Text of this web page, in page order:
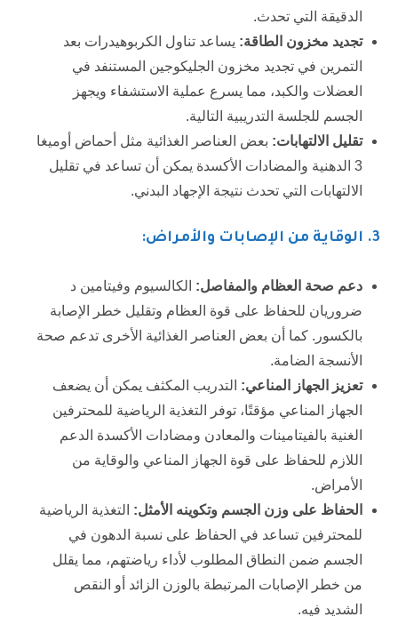
الدقيقة التي تحدث.
تجديد مخزون الطاقة: يساعد تناول الكربوهيدرات بعد
التمرين في تجديد مخزون الجليكوجين المستنفد في
العضلات والكبد، مما يسرع عملية الاستشفاء ويجهز
الجسم للجلسة التدريبية التالية.
تقليل الالتهابات: بعض العناصر الغذائية مثل أحماض أوميغا
3 الدهنية والمضادات الأكسدة يمكن أن تساعد في تقليل
الالتهابات التي تحدث نتيجة الإجهاد البدني.
3. الوقاية من الإصابات والأمراض:
دعم صحة العظام والمفاصل: الكالسيوم وفيتامين د
ضروريان للحفاظ على قوة العظام وتقليل خطر الإصابة
بالكسور. كما أن بعض العناصر الغذائية الأخرى تدعم صحة
الأنسجة الضامة.
تعزيز الجهاز المناعي: التدريب المكثف يمكن أن يضعف
الجهاز المناعي مؤقتًا، توفر التغذية الرياضية للمحترفين
الغنية بالفيتامينات والمعادن ومضادات الأكسدة الدعم
اللازم للحفاظ على قوة الجهاز المناعي والوقاية من
الأمراض.
الحفاظ على وزن الجسم وتكوينه الأمثل: التغذية الرياضية
للمحترفين تساعد في الحفاظ على نسبة الدهون في
الجسم ضمن النطاق المطلوب لأداء رياضتهم، مما يقلل
من خطر الإصابات المرتبطة بالوزن الزائد أو النقص
الشديد فيه.